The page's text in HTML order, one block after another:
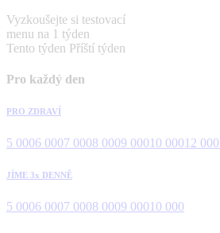
Vyzkoušejte si testovací
menu na 1 týden
Tento týden Příští týden
Pro každý den
PRO ZDRAVÍ
5 0006 0007 0008 0009 00010 00012 000
JÍME 3x DENNĚ
5 0006 0007 0008 0009 00010 000